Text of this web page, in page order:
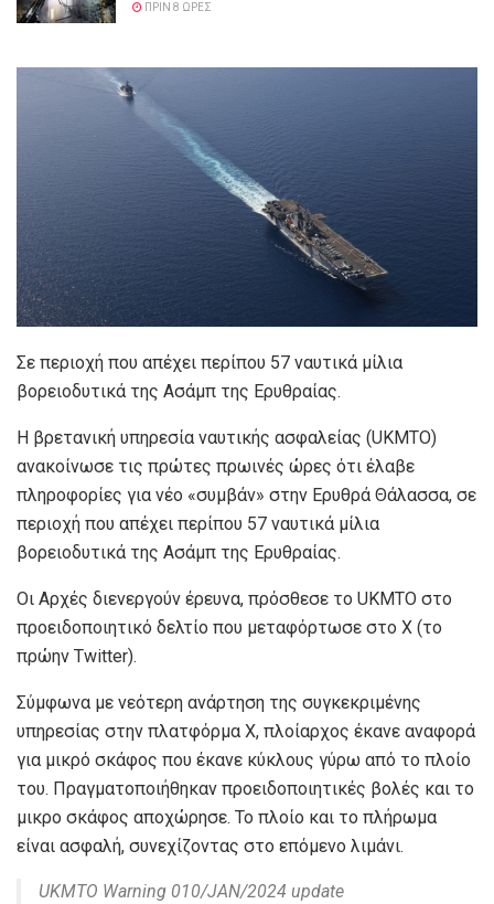
ΠΡΙΝ 8 ΏΡΕΣ
Σε περιοχή που απέχει περίπου 57 ναυτικά μίλια
βορειοδυτικά της Ασάμπ της Ερυθραίας.
Η βρετανική υπηρεσία ναυτικής ασφαλείας (UKMTO)
ανακοίνωσε τις πρώτες πρωινές ώρες ότι έλαβε
πληροφορίες για νέο «συμβάν» στην Ερυθρά Θάλασσα, σε
περιοχή που απέχει περίπου 57 ναυτικά μίλια
βορειοδυτικά της Ασάμπ της Ερυθραίας.
Οι Αρχές διενεργούν έρευνα, πρόσθεσε το UKMTO στο
προειδοποιητικό δελτίο που μεταφόρτωσε στο X (το
πρώην Twitter).
Σύμφωνα με νεότερη ανάρτηση της συγκεκριμένης
υπηρεσίας στην πλατφόρμα X, πλοίαρχος έκανε αναφορά
για μικρό σκάφος που έκανε κύκλους γύρω από το πλοίο
του. Πραγματοποιήθηκαν προειδοποιητικές βολές και το
μικρο σκάφος αποχώρησε. Το πλοίο και το πλήρωμα
είναι ασφαλή, συνεχίζοντας στο επόμενο λιμάνι.
UKMTO Warning 010/JAN/2024 update